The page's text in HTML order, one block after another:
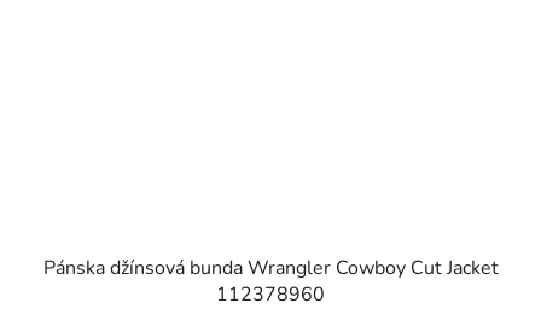
Pánska džínsová bunda Wrangler Cowboy Cut Jacket
112378960